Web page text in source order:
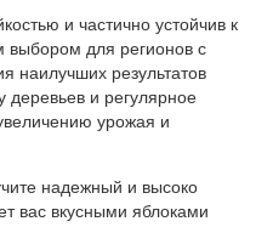
и частично устойчив к
выбором для регионов с
наилучших результатов
деревьев и регулярное
урожая и
надежный и высоко
вас вкусными яблоками